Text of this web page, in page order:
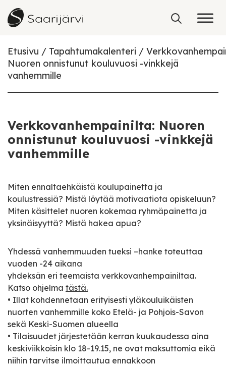
Skip to content
Etusivu Tapahtumakalenteri
Nuoren onnistunut kouluvuosi -vinkkejä
vanhemmille
Verkkovanhempainilta: Nuoren
onnistunut kouluvuosi -vinkkejä
vanhemmille
Miten ennaltaehkäistä koulupainetta ja
koulustressiä? Mistä löytää motivaatiota opiskeluun?
Miten käsittelet nuoren kokemaa ryhmäpainetta ja
yksinäisyyttä? Mistä hakea apua?
Yhdessä vanhemmuuden tueksi –hanke toteuttaa
vuoden -24 aikana
yhdeksän eri teemaista verkkovanhempainiltaa.
Katso ohjelma tästä.
• Illat kohdennetaan erityisesti yläkouluikäisten
nuorten vanhemmille koko Etelä- ja Pohjois-Savon
sekä Keski-Suomen alueella
• Tilaisuudet järjestetään kerran kuukaudessa aina
keskiviikkoisin klo 18-19.15, ne ovat maksuttomia eikä
niihin tarvitse ilmoittautua ennakkoon